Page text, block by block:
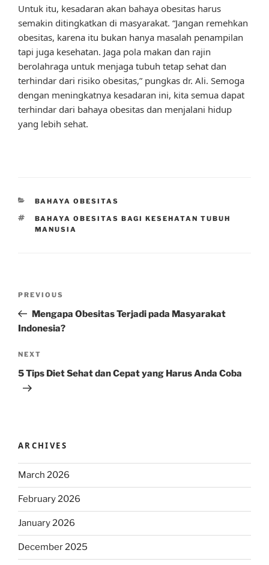
Untuk itu, kesadaran akan bahaya obesitas harus
semakin ditingkatkan di masyarakat. “Jangan remehkan
obesitas, karena itu bukan hanya masalah penampilan
tapi juga kesehatan. Jaga pola makan dan rajin
berolahraga untuk menjaga tubuh tetap sehat dan
terhindar dari risiko obesitas,” pungkas dr. Ali. Semoga
dengan meningkatnya kesadaran ini, kita semua dapat
terhindar dari bahaya obesitas dan menjalani hidup
yang lebih sehat.
CATEGORIES
BAHAYA OBESITAS
TAGS
BAHAYA OBESITAS BAGI KESEHATAN TUBUH
MANUSIA
Previous
Post
PREVIOUS
Mengapa Obesitas Terjadi pada Masyarakat
Indonesia?
Next
Post
NEXT
5 Tips Diet Sehat dan Cepat yang Harus Anda Coba
ARCHIVES
March 2026
February 2026
January 2026
December 2025